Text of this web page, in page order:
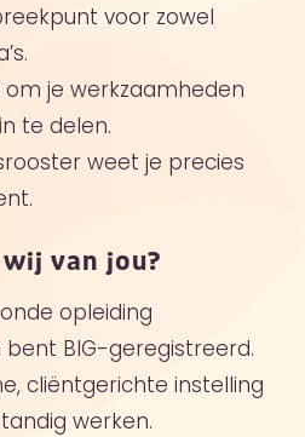
voor zowel
je werkzaamheden
te delen.
weet je precies
van jou?
opleiding
BIG-geregistreerd.
cliëntgerichte instelling
werken.